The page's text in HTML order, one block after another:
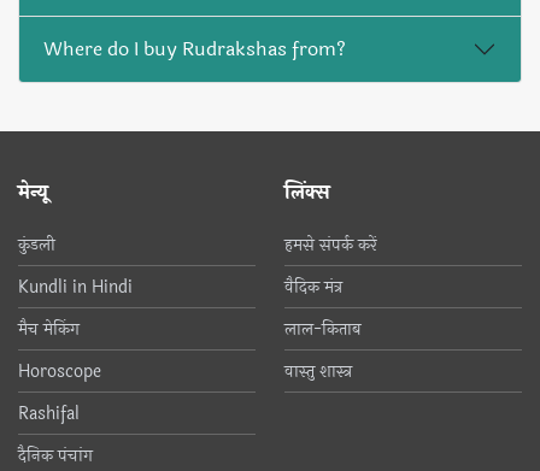
Where do I buy Rudrakshas from?
मेन्यू
कुंडली
Kundli in Hindi
मैच मेकिंग
Horoscope
Rashifal
दैनिक पंचांग
लिंक्स
हमसे संपर्क करें
वैदिक मंत्र
लाल-किताब
वास्तु शास्त्र